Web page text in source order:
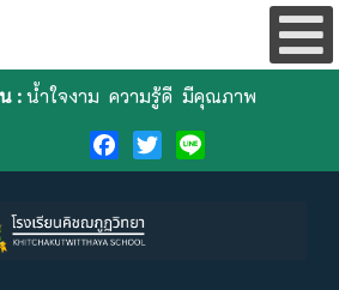
:น้ำใจงาม ความรู้ดี มีคุณภาพ
Facebook
TwitterLine